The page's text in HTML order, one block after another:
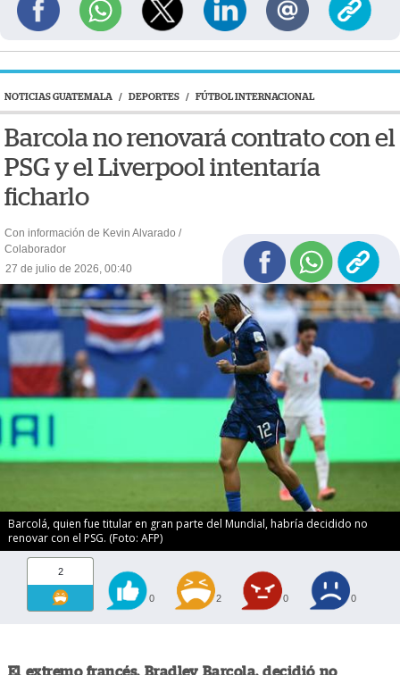
NOTICIAS GUATEMALA / DEPORTES / FÚTBOL INTERNACIONAL
Barcola no renovará contrato con el
PSG y el Liverpool intentaría
ficharlo
Con información de Kevin Alvarado /
Colaborador
27 de julio de 2026, 00:40
Barcolá, quien fue titular en gran parte del Mundial, habría decidido no
renovar con el PSG. (Foto: AFP)
2
0 2 0 0